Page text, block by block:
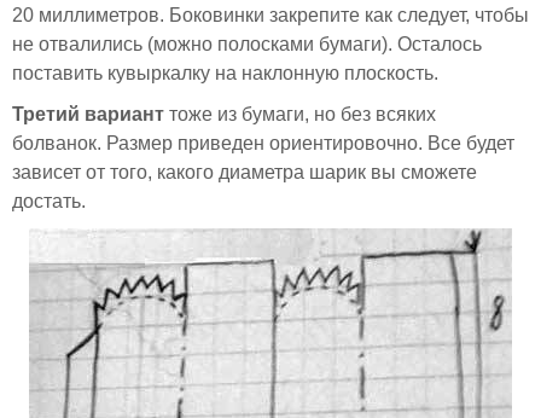
20 миллиметров. Боковинки закрепите как следует, чтобы
не отвалились (можно полосками бумаги). Осталось
поставить кувыркалку на наклонную плоскость.
Третий вариант тоже из бумаги, но без всяких
болванок. Размер приведен ориентировочно. Все будет
зависет от того, какого диаметра шарик вы сможете
достать.